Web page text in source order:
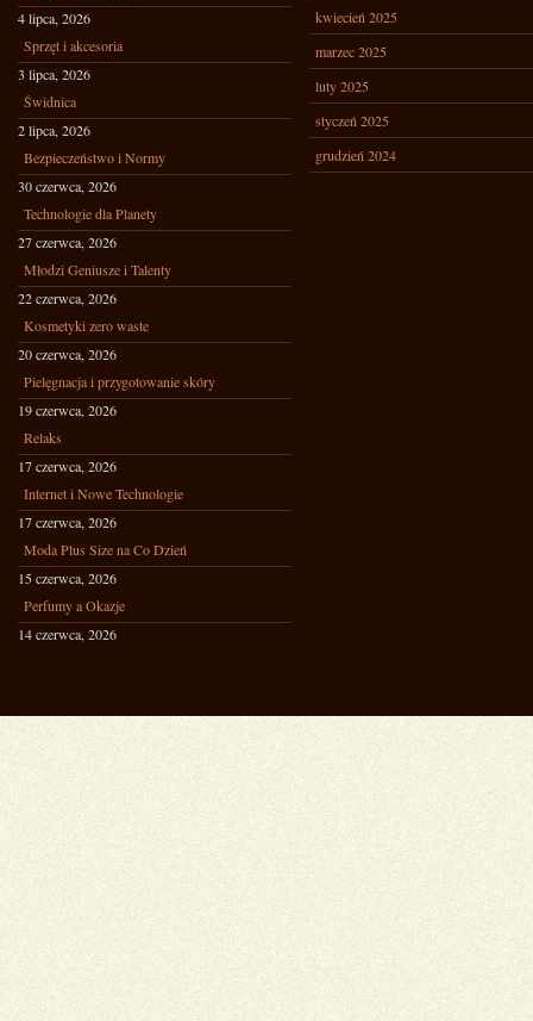
4 lipca, 2026
Sprzęt i akcesoria
3 lipca, 2026
Świdnica
2 lipca, 2026
Bezpieczeństwo i Normy
30 czerwca, 2026
Technologie dla Planety
27 czerwca, 2026
Młodzi Geniusze i Talenty
22 czerwca, 2026
Kosmetyki zero waste
20 czerwca, 2026
Pielęgnacja i przygotowanie skóry
19 czerwca, 2026
Relaks
17 czerwca, 2026
Internet i Nowe Technologie
17 czerwca, 2026
Moda Plus Size na Co Dzień
15 czerwca, 2026
Perfumy a Okazje
14 czerwca, 2026
kwiecień 2025
marzec 2025
luty 2025
styczeń 2025
grudzień 2024